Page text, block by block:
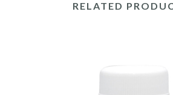
RELATED